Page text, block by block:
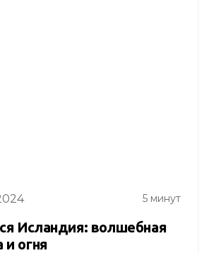
5 минут
Исландия: волшебная
и огня